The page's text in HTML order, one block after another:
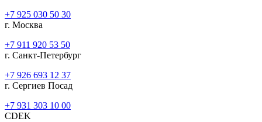
+7 925 030 50 30
г. Москва
+7 911 920 53 50
г. Санкт-Петербург
+7 926 693 12 37
г. Сергиев Посад
+7 931 303 10 00
CDEK